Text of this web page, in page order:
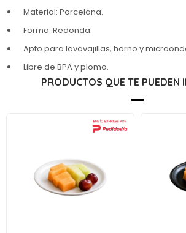
Material: Porcelana.
Forma: Redonda.
Apto para lavavajillas, horno y
Libre de BPA y plomo.
PRODUCTOS QUE TE PUEDEN